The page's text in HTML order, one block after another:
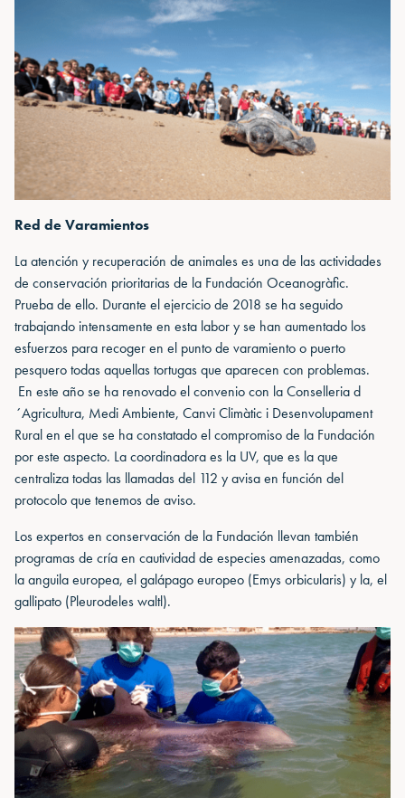
Red de Varamientos
La atención y recuperación de animales es una de las actividades
de conservación prioritarias de la Fundación Oceanogràfic.
Prueba de ello. Durante el ejercicio de 2018 se ha seguido
trabajando intensamente en esta labor y se han aumentado los
esfuerzos para recoger en el punto de varamiento o puerto
pesquero todas aquellas tortugas que aparecen con problemas.
En este año se ha renovado el convenio con la Conselleria d
´Agricultura, Medi Ambiente, Canvi Climàtic i Desenvolupament
Rural en el que se ha constatado el compromiso de la Fundación
por este aspecto. La coordinadora es la UV, que es la que
centraliza todas las llamadas del 112 y avisa en función del
protocolo que tenemos de aviso.
Los expertos en conservación de la Fundación llevan también
programas de cría en cautividad de especies amenazadas, como
la anguila europea, el galápago europeo (Emys orbicularis) y la, el
gallipato (Pleurodeles waltl).